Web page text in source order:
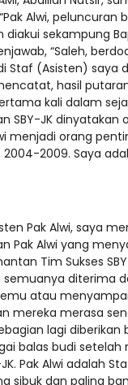
Alwi, peluncuran
sekampung
“Saleh,
Staf (Asisten) saya
hasil
kali dalam
SBY-JK dinyatakan
menjadi orang
2004-2009. Saya
Pak Alwi, saya
Pak Alwi yang
Tim Sukses
semuanya diterima
atau
mereka merasa
lagi
balas budi
Pak Alwi adalah
sibuk dan paling